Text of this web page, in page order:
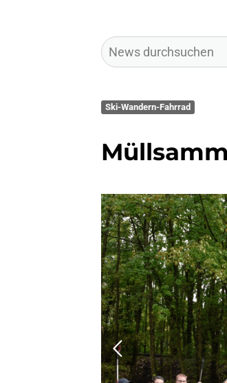
Ski-Wandern-Fahrrad
Finde hier
Sportart!
macht es
Zu